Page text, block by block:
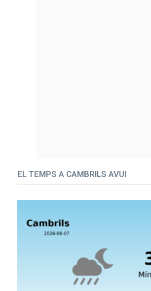
EL TEMPS A CAMBRILS AVUI